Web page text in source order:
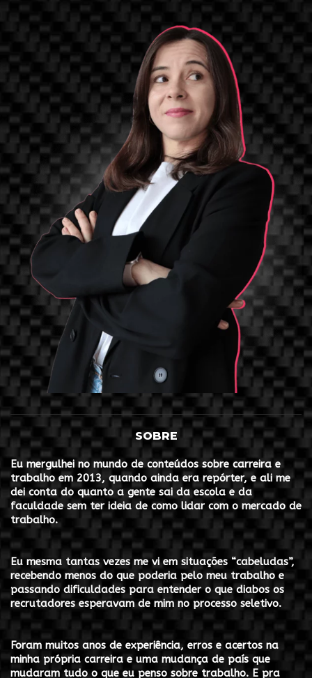
SOBRE
Eu mergulhei no mundo de conteúdos sobre carreira e
trabalho em 2013, quando ainda era repórter, e ali me
dei conta do quanto a gente sai da escola e da
faculdade sem ter ideia de como lidar com o mercado de
trabalho.
Eu mesma tantas vezes me vi em situações “cabeludas”,
recebendo menos do que poderia pelo meu trabalho e
passando dificuldades para entender o que diabos os
recrutadores esperavam de mim no processo seletivo.
Foram muitos anos de experiência, erros e acertos na
minha própria carreira e uma mudança de país que
mudaram tudo o que eu penso sobre trabalho. E pra